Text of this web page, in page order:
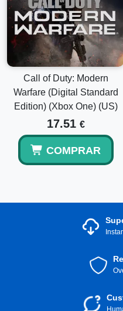
Call of Duty: Modern
Warfare (Digital Standard
Edition) (Xbox One) (US)
17.51 €
COMPRAR